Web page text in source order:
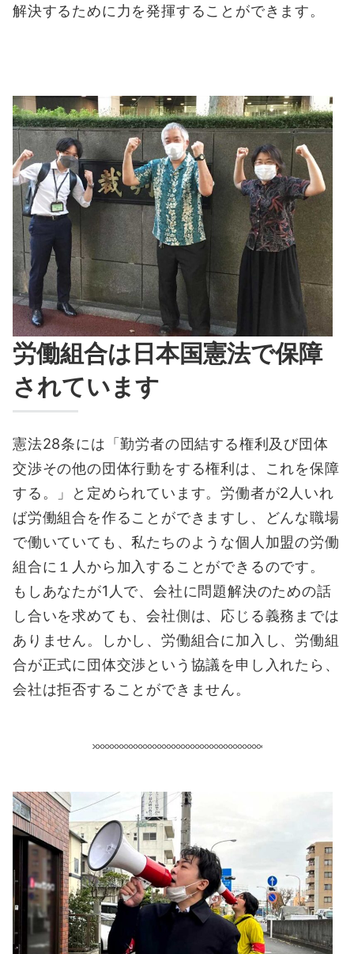
解決するために力を発揮することができます。
労働組合は日本国憲法で保障
されています
憲法28条には「勤労者の団結する権利及び団体
交渉その他の団体行動をする権利は、これを保障
する。」と定められています。労働者が2人いれ
ば労働組合を作ることができますし、どんな職場
で働いていても、私たちのような個人加盟の労働
組合に１人から加入することができるのです。
もしあなたが1人で、会社に問題解決のための話
し合いを求めても、会社側は、応じる義務までは
ありません。しかし、労働組合に加入し、労働組
合が正式に団体交渉という協議を申し入れたら、
会社は拒否することができません。